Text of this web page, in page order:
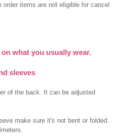
items are not eligible for cancel
what you usually wear.
sleeves
of the back. It can be adjusted
make sure it's not bent or folded.